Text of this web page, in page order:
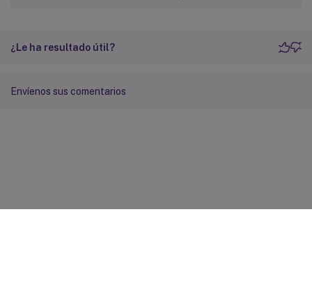
¿Le ha resultado útil?
Envíenos sus comentarios